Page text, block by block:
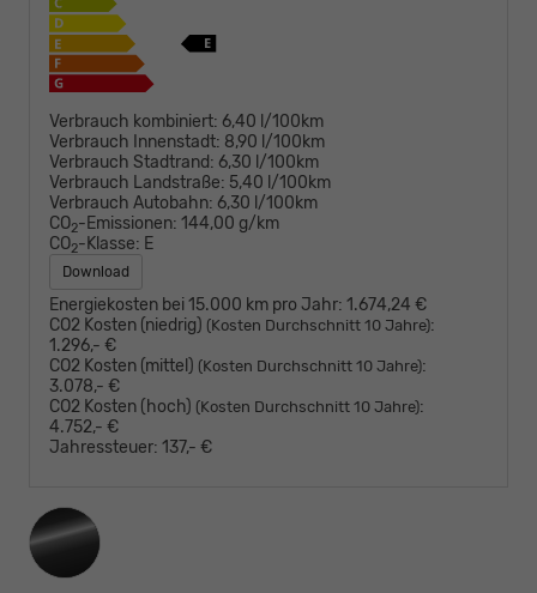
Verbrauch kombiniert: 6,40 l/100km
Verbrauch Innenstadt: 8,90 l/100km
Verbrauch Stadtrand: 6,30 l/100km
Verbrauch Landstraße: 5,40 l/100km
Verbrauch Autobahn: 6,30 l/100km
CO2-Emissionen: 144,00 g/km
CO2-Klasse: E
Download
Energiekosten bei 15.000 km pro Jahr: 1.674,24 €
CO2 Kosten (niedrig) (Kosten Durchschnitt 10 Jahre):
1.296,- €
CO2 Kosten (mittel) (Kosten Durchschnitt 10 Jahre):
3.078,- €
CO2 Kosten (hoch) (Kosten Durchschnitt 10 Jahre):
4.752,- €
Jahressteuer: 137,- €